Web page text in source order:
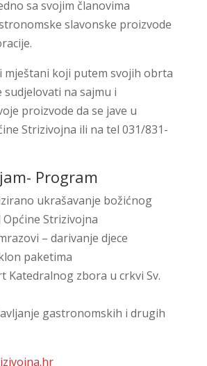
sa svojim članovima
slavonske proizvode
mještani koji putem svojih obrta
sudjelovati na sajmu i
proizvode da se jave u
Strizivojna ili na tel 031/831-
Program
ukrašavanje božićnog
Strizivojna
– darivanje djece
paketima
Katedralnog zbora u crkvi Sv.
gastronomskih i drugih